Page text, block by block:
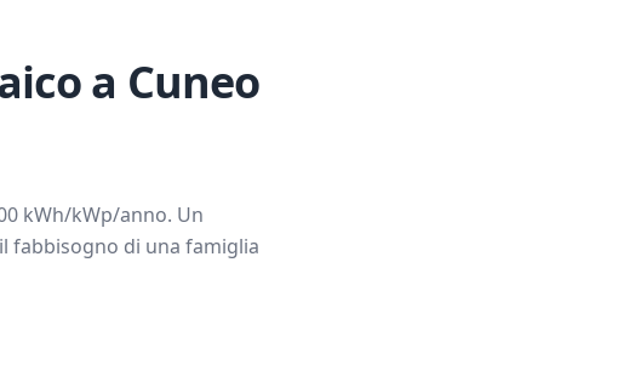
a Cuneo
kWh/kWp/anno. Un
fabbisogno di una famiglia